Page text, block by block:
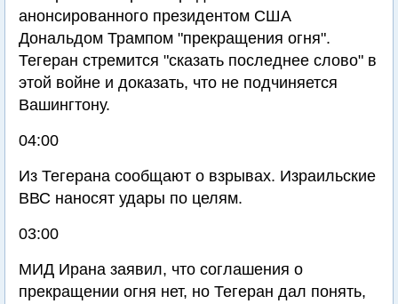
анонсированного президентом США
Дональдом Трампом "прекращения огня".
Тегеран стремится "сказать последнее слово" в
этой войне и доказать, что не подчиняется
Вашингтону.
04:00
Из Тегерана сообщают о взрывах. Израильские
ВВС наносят удары по целям.
03:00
МИД Ирана заявил, что соглашения о
прекращении огня нет, но Тегеран дал понять,